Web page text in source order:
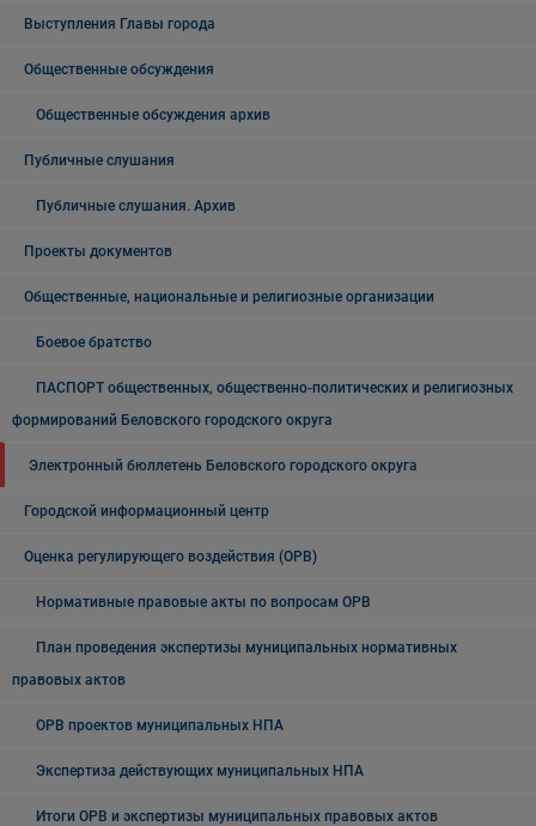
Выступления Главы города
Общественные обсуждения
Общественные обсуждения архив
Публичные слушания
Публичные слушания. Архив
Проекты документов
Общественные, национальные и религиозные организации
Боевое братство
ПАСПОРТ общественных, общественно-политических и религиозных
формирований Беловского городского округа
Электронный бюллетень Беловского городского округа
Городской информационный центр
Оценка регулирующего воздействия (ОРВ)
Нормативные правовые акты по вопросам ОРВ
План проведения экспертизы муниципальных нормативных
правовых актов
ОРВ проектов муниципальных НПА
Экспертиза действующих муниципальных НПА
Итоги ОРВ и экспертизы муниципальных правовых актов